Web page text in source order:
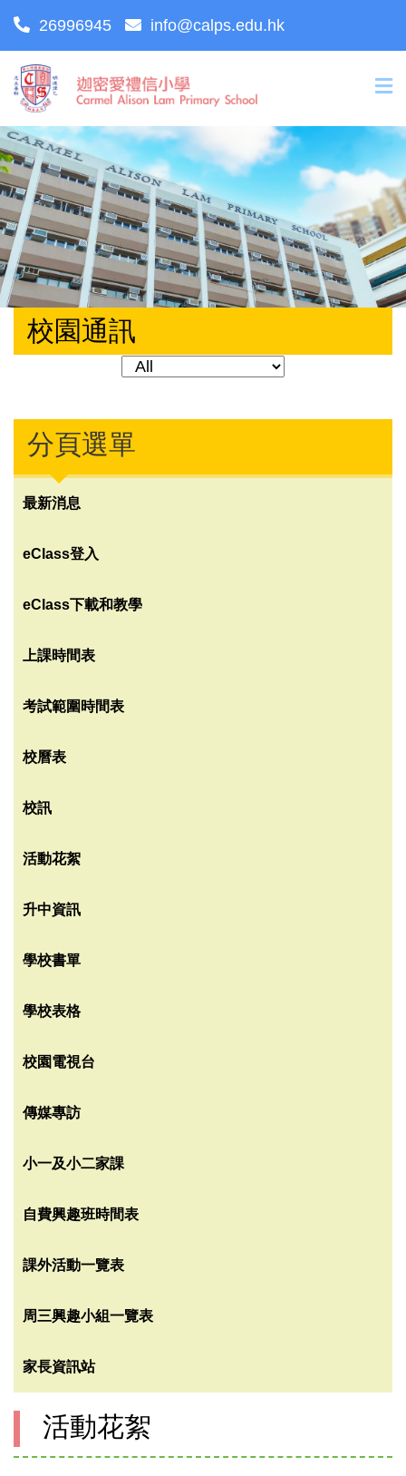
26996945 info@calps.edu.hk
校園通訊
分頁選單
最新消息
eClass登入
eClass下載和教學
上課時間表
考試範圍時間表
校曆表
校訊
活動花絮
升中資訊
學校書單
學校表格
校園電視台
傳媒專訪
小一及小二家課
自費興趣班時間表
課外活動一覽表
周三興趣小組一覽表
家長資訊站
活動花絮